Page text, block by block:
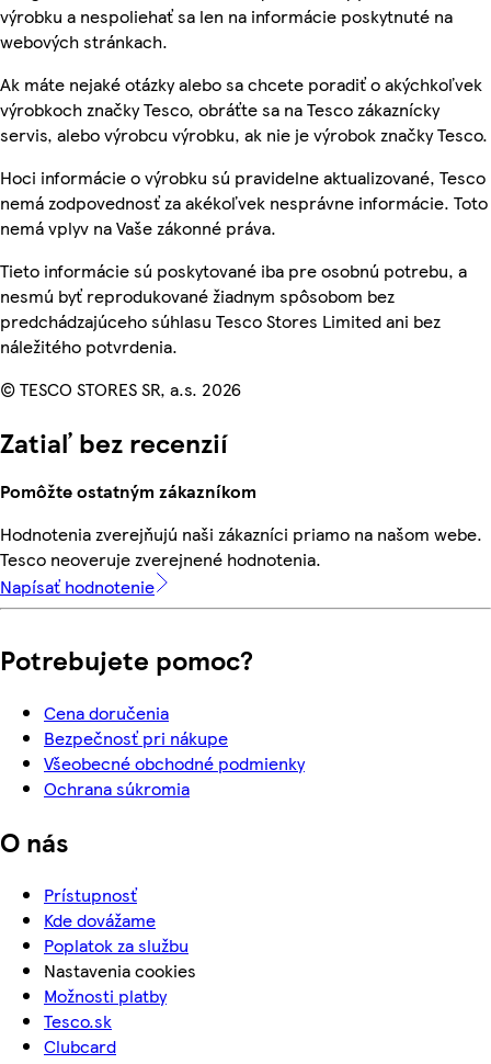
výrobku a nespoliehať sa len na informácie poskytnuté na
webových stránkach.
Ak máte nejaké otázky alebo sa chcete poradiť o akýchkoľvek
výrobkoch značky Tesco, obráťte sa na Tesco zákaznícky
servis, alebo výrobcu výrobku, ak nie je výrobok značky Tesco.
Hoci informácie o výrobku sú pravidelne aktualizované, Tesco
nemá zodpovednosť za akékoľvek nesprávne informácie. Toto
nemá vplyv na Vaše zákonné práva.
Tieto informácie sú poskytované iba pre osobnú potrebu, a
nesmú byť reprodukované žiadnym spôsobom bez
predchádzajúceho súhlasu Tesco Stores Limited ani bez
náležitého potvrdenia.
© TESCO STORES SR, a.s. 2026
Zatiaľ bez recenzií
Pomôžte ostatným zákazníkom
Hodnotenia zverejňujú naši zákazníci priamo na našom webe.
Tesco neoveruje zverejnené hodnotenia.
Napísať hodnotenie
Potrebujete pomoc?
Cena doručenia
Bezpečnosť pri nákupe
Všeobecné obchodné podmienky
Ochrana súkromia
O nás
Prístupnosť
Kde dovážame
Poplatok za službu
Nastavenia cookies
Možnosti platby
Tesco.sk
Clubcard